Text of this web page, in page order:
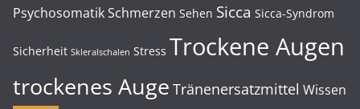
PsychosomatikSchmerzen Sehen Sicca Sicca-Syndrom
Sicherheit Skleralschalen Stress Trockene Augen
trockenes Auge Tränenersatzmittel Wissen